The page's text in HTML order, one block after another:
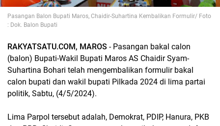
Pasangan Balon Bupati Maros, Chaidir-Suhartina Kembalikan Formulir/ Foto
: Dok. Balon Bupati
RAKYATSATU.COM, MAROS - Pasangan bakal calon
(balon) Bupati-Wakil Bupati Maros AS Chaidir Syam-
Suhartina Bohari telah mengembalikan formulir bakal
calon bupati dan wakil bupati Pilkada 2024 di lima partai
politik, Sabtu, (4/5/2024).
Lima Parpol tersebut adalah, Demokrat, PDIP, Hanura, PKB